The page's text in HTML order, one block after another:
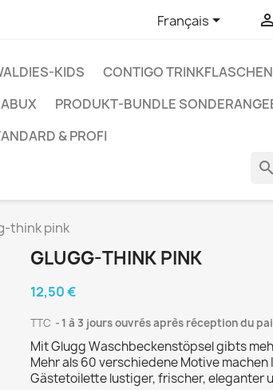
Français 
KIDS
CONTIGO TRINKFLASCHEN
PRODUKT-BUNDLE
& PROFI
search
think pink
GLUGG-THINK PINK
12,50 €
TTC 1 à 3 jours ouvrés après réception du
Mit Glugg Waschbeckenstöpsel gibts
Mehr als 60 verschiedene Motive
Gästetoilette lustiger, frischer, eleganter